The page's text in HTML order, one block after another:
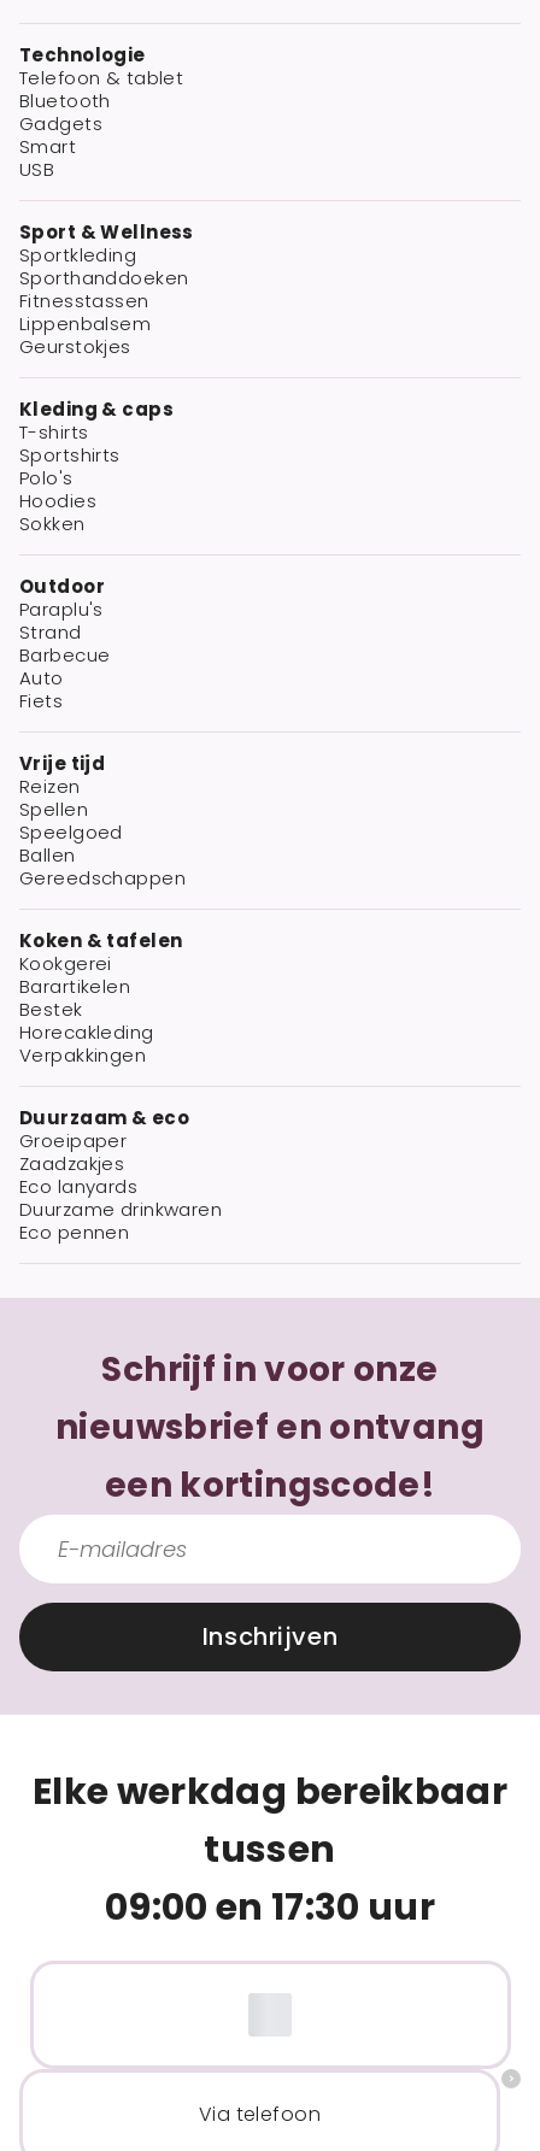
Technologie
Telefoon & tablet
Bluetooth
Gadgets
Smart
USB
Sport & Wellness
Sportkleding
Sporthanddoeken
Fitnesstassen
Lippenbalsem
Geurstokjes
Kleding & caps
T-shirts
Sportshirts
Polo's
Hoodies
Sokken
Outdoor
Paraplu's
Strand
Barbecue
Auto
Fiets
Vrije tijd
Reizen
Spellen
Speelgoed
Ballen
Gereedschappen
Koken & tafelen
Kookgerei
Barartikelen
Bestek
Horecakleding
Verpakkingen
Duurzaam & eco
Groeipaper
Zaadzakjes
Eco lanyards
Duurzame drinkwaren
Eco pennen
Schrijf in voor onze
nieuwsbrief en ontvang
een kortingscode!
Inschrijven
Elke werkdag bereikbaar
tussen
09:00 en 17:30 uur
Via telefoon